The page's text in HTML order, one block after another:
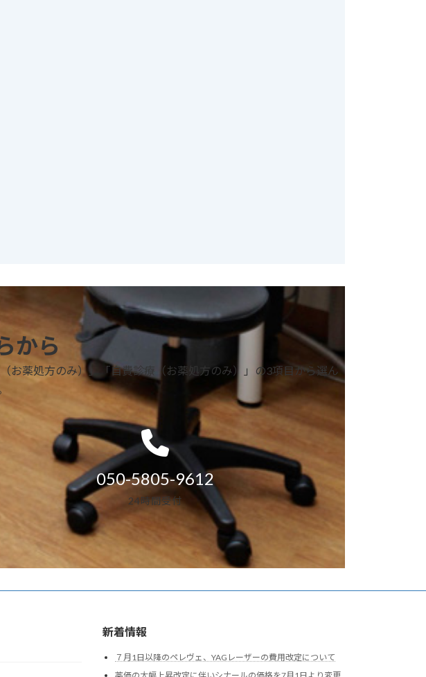
から
お薬処方のみ）」「自費診療（お薬処方のみ）」の3項目から選ん
050-5805-9612
24時間受付
新着情報
７月1日以降のペレヴェ、YAGレーザーの費用改定について